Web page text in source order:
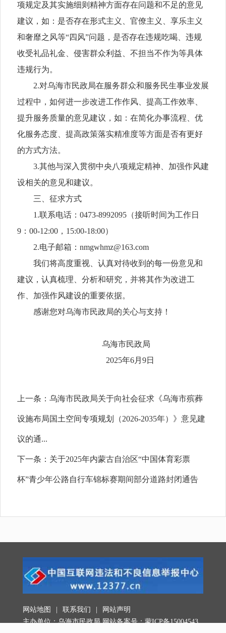
项规定及其实施细则精神方面存在问题和不足的意见
建议，如：是否存在形式主义、官僚主义、享乐主义
和奢靡之风等“四风”问题，是否存在违规吃喝、违规
收受礼品礼金、侵害群众利益、不担当不作为等具体
违规行为。
2.对乌海市民政局在服务群众和服务民生事业发展
过程中，如何进一步改进工作作风、提高工作效率、
提升服务质量的意见建议，如：在简化办事流程、优
化服务态度、提高政策落实精准度等方面是否有更好
的方式方法。
3.其他与深入贯彻中央八项规定精神、加强作风建
设相关的意见和建议。
三、征求方式
1.联系电话：0473-8992095（接听时间为工作日
9：00-12:00，15:00-18:00）
2.电子邮箱：nmgwhmz@163.com
我们将高度重视、认真对待收到的每一份意见和
建议，认真梳理、分析和研究，并将其作为改进工
作、加强作风建设的重要依据。
感谢您对乌海市民政局的关心与支持！
乌海市民政局
2025年6月9日
上一条： 乌海市民政局关于向社会征求《乌海市殡葬
设施布局国土空间专项规划（2026-2035年）》意见建
议的通...
下一条： 关于2025年内蒙古自治区“中国体育彩票
杯”青少年公路自行车锦标赛期间部分道路封闭通告
网站地图 | 联系我们 |
网站声明
主办单位：乌海市民政局 网站备案号：蒙ICP备15004543